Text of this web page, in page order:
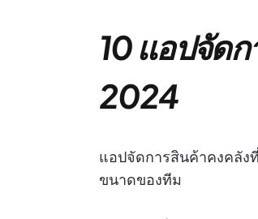
10 แอปจัด
2024
แอปจัดการสินค้าคงคลั
ขนาดของทีม